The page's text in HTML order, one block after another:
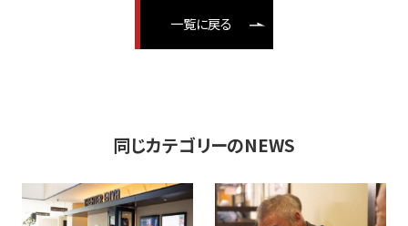
一覧に戻る
同じカテゴリーのNEWS